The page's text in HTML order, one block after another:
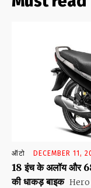
ऑटो DECEMBER 11,
18 इंच के अलॉय और
की धाकड़ बाइक Hero